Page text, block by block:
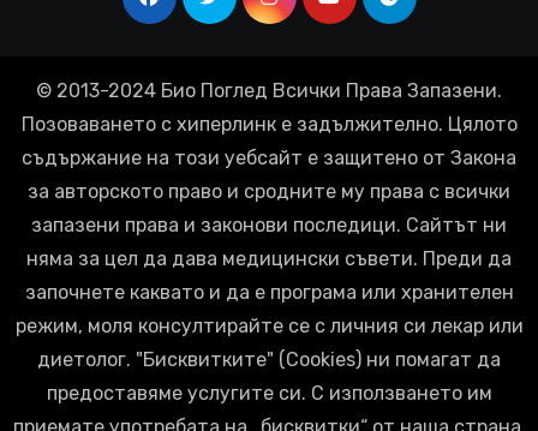
© 2013-2024 Био Поглед Всички Права Запазени.
Позоваването с хиперлинк е задължително. Цялото
съдържание на този уебсайт е защитено от Закона
за авторското право и сродните му права с всички
запазени права и законови последици. Сайтът ни
няма за цел да дава медицински съвети. Преди да
започнете каквато и да е програма или хранителен
режим, моля консултирайте се с личния си лекар или
диетолог. "Бисквитките" (Cookies) ни помагат да
предоставяме услугите си. С използването им